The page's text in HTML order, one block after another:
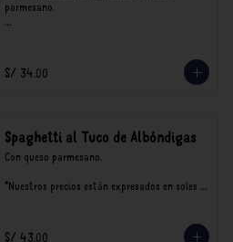
parmesano.
consumo.
S/ 34.00
Spaghetti al Tuco de Albóndigas
Con queso parmesano.
*Nuestros precios están expresados en soles e
S/ 43.00